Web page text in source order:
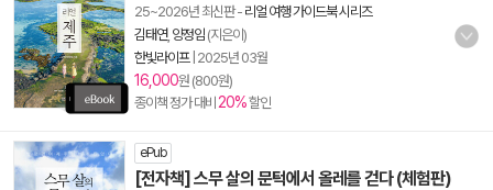
25~2026년 최신판- 리얼 여행 가이드북 시리즈
김태연, 양정임 (지은이)
한빛라이프| 2025년 03월
16,000원 (800원)
종이책 정가 대비 20%할인
ePub
[전자책] 스무 살의 문턱에서 올레를 걷다 (체험판)